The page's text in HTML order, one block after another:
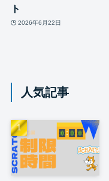
ト
2026年6月22日
人気記事